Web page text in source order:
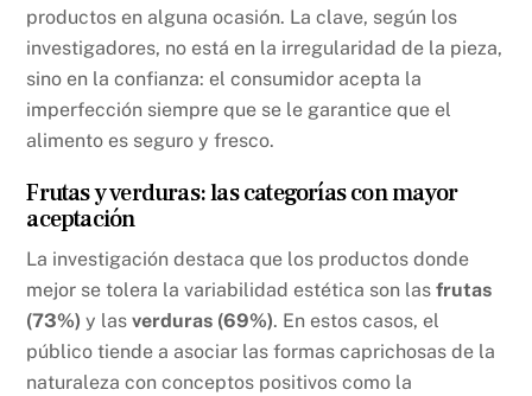
productos en alguna ocasión. La clave, según los
investigadores, no está en la irregularidad de la pieza,
sino en la confianza: el consumidor acepta la
imperfección siempre que se le garantice que el
alimento es seguro y fresco.
Frutas y verduras: las categorías con mayor
aceptación
La investigación destaca que los productos donde
mejor se tolera la variabilidad estética son lasfrutas
(73%) y lasverduras (69%). En estos casos, el
público tiende a asociar las formas caprichosas de la
naturaleza con conceptos positivos como la